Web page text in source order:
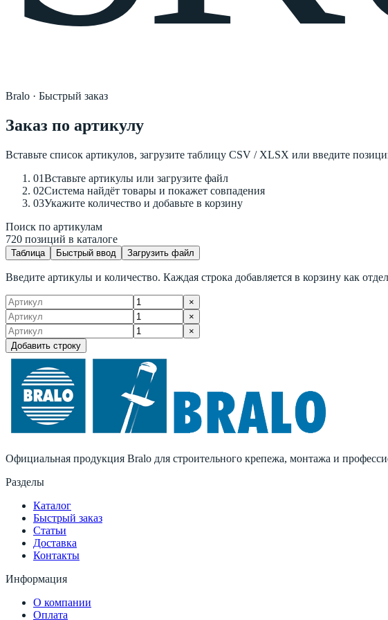
Bralo · Быстрый заказ
Заказ по артикулу
Вставьте список артикулов, загрузите таблицу CSV / XLSX или введите
01Вставьте артикулы или загрузите файл
02Система найдёт товары и покажет совпадения
03Укажите количество и добавьте в корзину
Поиск по артикулам
720 позиций в каталоге
Таблица Быстрый ввод Загрузить файл
Введите артикулы и количество. Каждая строка добавляется в корзину как
×
×
×
Добавить строку
Официальная продукция Bralo для строительного крепежа, монтажа и
Разделы
Каталог
Быстрый заказ
Статьи
Доставка
Контакты
Информация
О компании
Оплата